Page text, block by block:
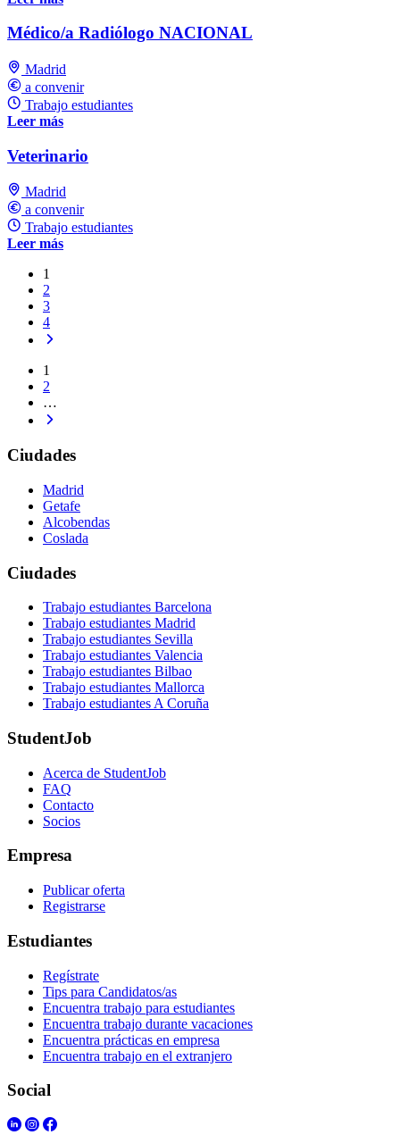
Médico/a Radiólogo NACIONAL
Madrid
a convenir
Trabajo estudiantes
Leer más
Veterinario
Madrid
a convenir
Trabajo estudiantes
Leer más
1
2
3
4
1
2
…
Ciudades
Madrid
Getafe
Alcobendas
Coslada
Ciudades
Trabajo estudiantes Barcelona
Trabajo estudiantes Madrid
Trabajo estudiantes Sevilla
Trabajo estudiantes Valencia
Trabajo estudiantes Bilbao
Trabajo estudiantes Mallorca
Trabajo estudiantes A Coruña
StudentJob
Acerca de StudentJob
FAQ
Contacto
Socios
Empresa
Publicar oferta
Registrarse
Estudiantes
Regístrate
Tips para Candidatos/as
Encuentra trabajo para estudiantes
Encuentra trabajo durante vacaciones
Encuentra prácticas en empresa
Encuentra trabajo en el extranjero
Social